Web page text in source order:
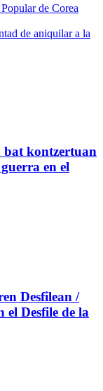
de Corea
de aniquilar a la
kontzertuan
en el
Desfilean /
el Desfile de la